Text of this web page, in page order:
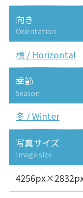
向き
Orientation
横 / Horizontal
季節
Season
冬 / Winter
写真サイズ
Image size